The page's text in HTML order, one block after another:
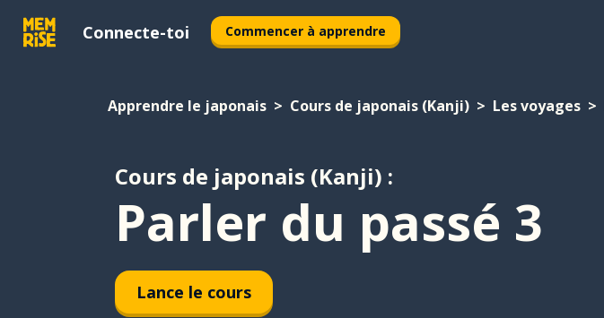
Connecte-toi Commencer à apprendre
Apprendre le japonais Cours de japonais (Kanji) Les voyages
Cours de japonais (Kanji) :
Parler du passé 3
Lance le cours